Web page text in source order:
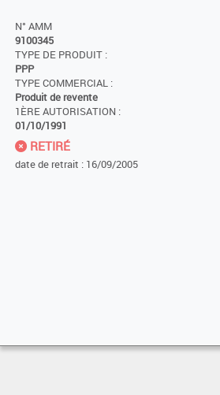
N° AMM
9100345
TYPE DE PRODUIT :
PPP
TYPE COMMERCIAL :
Produit de revente
1ÈRE AUTORISATION :
01/10/1991
RETIRÉ
date de retrait : 16/09/2005